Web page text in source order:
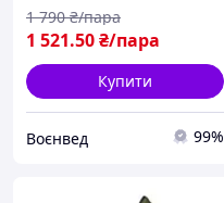
1 521.50₴/пара
1 790 ₴/пара
Купити
Воєнвед 99%